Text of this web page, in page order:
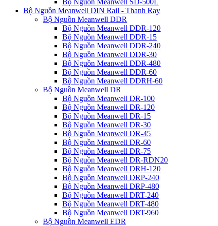
Bộ Nguồn Meanwell DIN Rail - Thanh Ray
Bộ Nguồn Meanwell DDR
Bộ Nguồn Meanwell DDR-120
Bộ Nguồn Meanwell DDR-15
Bộ Nguồn Meanwell DDR-240
Bộ Nguồn Meanwell DDR-30
Bộ Nguồn Meanwell DDR-480
Bộ Nguồn Meanwell DDR-60
Bộ Nguồn Meanwell DDRH-60
Bộ Nguồn Meanwell DR
Bộ Nguồn Meanwell DR-100
Bộ Nguồn Meanwell DR-120
Bộ Nguồn Meanwell DR-15
Bộ Nguồn Meanwell DR-30
Bộ Nguồn Meanwell DR-45
Bộ Nguồn Meanwell DR-60
Bộ Nguồn Meanwell DR-75
Bộ Nguồn Meanwell DR-RDN20
Bộ Nguồn Meanwell DRH-120
Bộ Nguồn Meanwell DRP-240
Bộ Nguồn Meanwell DRP-480
Bộ Nguồn Meanwell DRT-240
Bộ Nguồn Meanwell DRT-480
Bộ Nguồn Meanwell DRT-960
Bộ Nguồn Meanwell EDR